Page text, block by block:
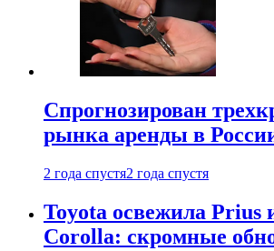
Спрогнозирован
рынка аренды в
2 года спустя2 года спустя
Toyota освежила Prius
Corolla: скромные